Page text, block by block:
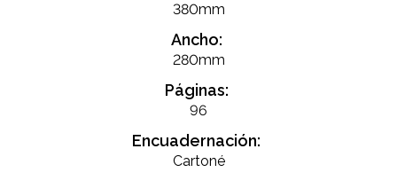
380mm
Ancho:
280mm
Páginas:
96
Encuadernación:
Cartoné